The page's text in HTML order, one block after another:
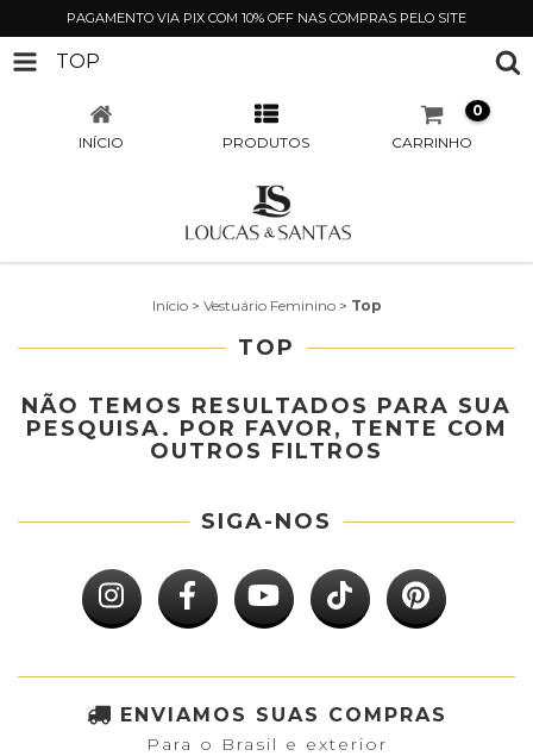
PAGAMENTO VIA PIX COM 10% OFF NAS COMPRAS PELO SITE
TOP
INÍCIO PRODUTOS CARRINHO
0
Início > Vestuário Feminino > Top
TOP
NÃO TEMOS RESULTADOS PARA SUA
PESQUISA. POR FAVOR, TENTE COM
OUTROS FILTROS
SIGA-NOS
ENVIAMOS SUAS COMPRAS
Para o Brasil e exterior